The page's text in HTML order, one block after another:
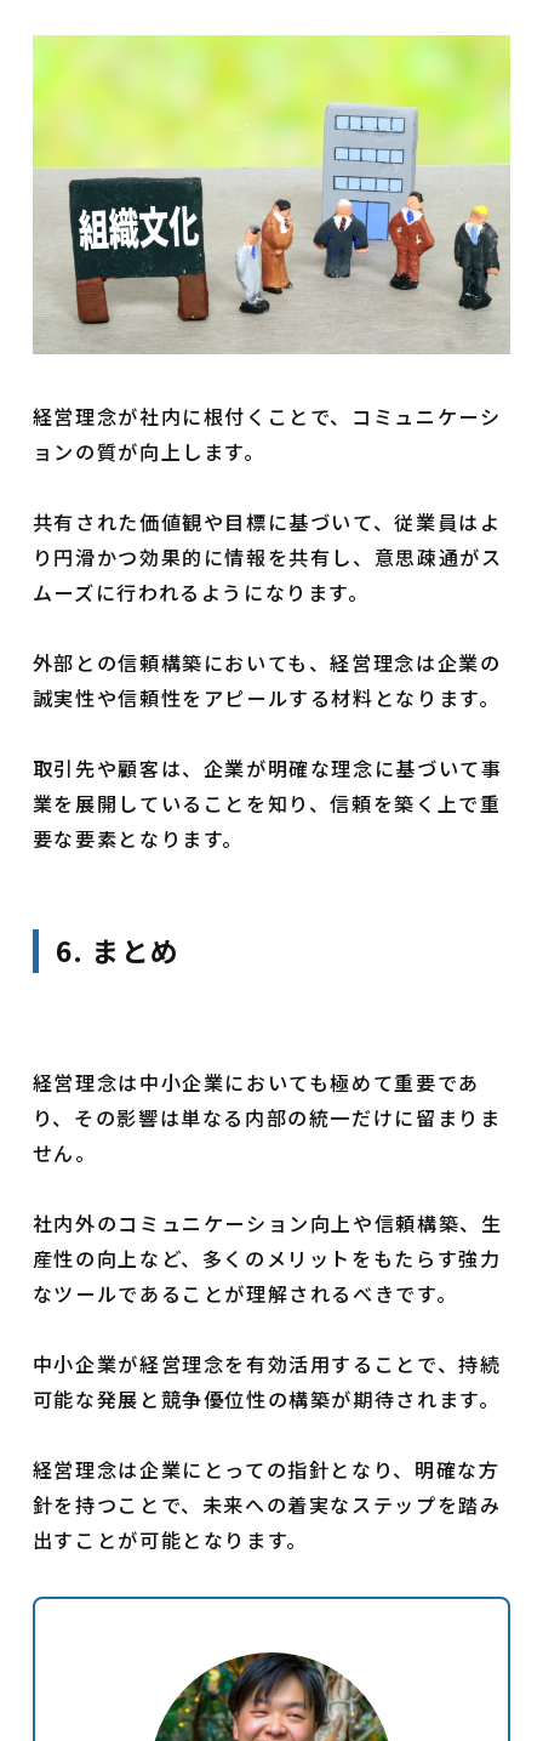
経営理念が社内に根付くことで、コミュニケーシ
ョンの質が向上します。
共有された価値観や目標に基づいて、従業員はよ
り円滑かつ効果的に情報を共有し、意思疎通がス
ムーズに行われるようになります。
外部との信頼構築においても、経営理念は企業の
誠実性や信頼性をアピールする材料となります。
取引先や顧客は、企業が明確な理念に基づいて事
業を展開していることを知り、信頼を築く上で重
要な要素となります。
6. まとめ
経営理念は中小企業においても極めて重要であ
り、その影響は単なる内部の統一だけに留まりま
せん。
社内外のコミュニケーション向上や信頼構築、生
産性の向上など、多くのメリットをもたらす強力
なツールであることが理解されるべきです。
中小企業が経営理念を有効活用することで、持続
可能な発展と競争優位性の構築が期待されます。
経営理念は企業にとっての指針となり、明確な方
針を持つことで、未来への着実なステップを踏み
出すことが可能となります。